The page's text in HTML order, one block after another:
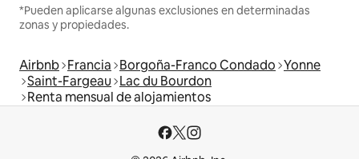
*Pueden aplicarse algunas exclusiones en determinadas
zonas y propiedades.
Airbnb Francia Borgoña-Franco Condado Yonne
Saint-Fargeau Lac du Bourdon
Renta mensual de alojamientos